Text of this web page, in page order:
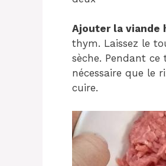
Ajouter la viande
thym. Laissez le
sèche. Pendant ce
nécessaire que le
cuire.